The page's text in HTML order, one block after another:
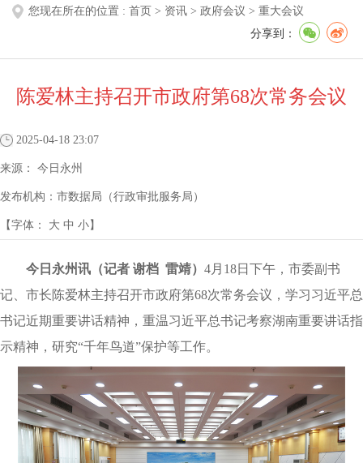
您现在所在的位置 : 首页 > 资讯 > 政府会议 > 重大会议
分享到：
陈爱林主持召开市政府第68次常务会议
2025-04-18 23:07
来源： 今日永州
发布机构： 市数据局（行政审批服务局）
【字体： 大 中 小】
今日永州讯（记者 谢档 雷靖） 4月18日下午，市委副书
记、市长陈爱林主持召开市政府第68次常务会议，学习习近平总
书记近期重要讲话精神，重温习近平总书记考察湖南重要讲话指
示精神，研究“千年鸟道”保护等工作。